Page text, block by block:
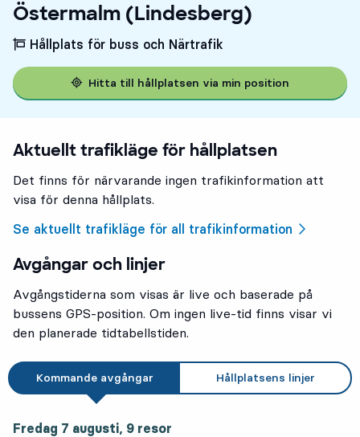
Östermalm (Lindesberg)
Hållplats för buss och Närtrafik
Hitta till hållplatsen via min position
Aktuellt trafikläge för hållplatsen
Det finns för närvarande ingen trafikinformation att
visa för denna hållplats.
Se aktuellt trafikläge för all trafikinformation
Avgångar och linjer
Avgångstiderna som visas är live och baserade på
bussens GPS-position. Om ingen live-tid finns visar vi
den planerade tidtabellstiden.
Kommande avgångar Hållplatsens linjer
Fredag 7 augusti, 9 resor